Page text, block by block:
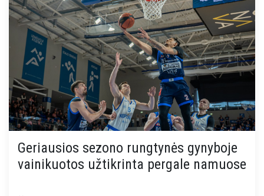
Geriausios sezono rungtynės gynyboje
vainikuotos užtikrinta pergale namuose